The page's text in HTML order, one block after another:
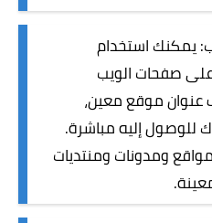
يمكنك استخدام
صفحات الويب
عنوان موقع معين،
للوصول إليه مباشرة.
ومدونات ومنتديات